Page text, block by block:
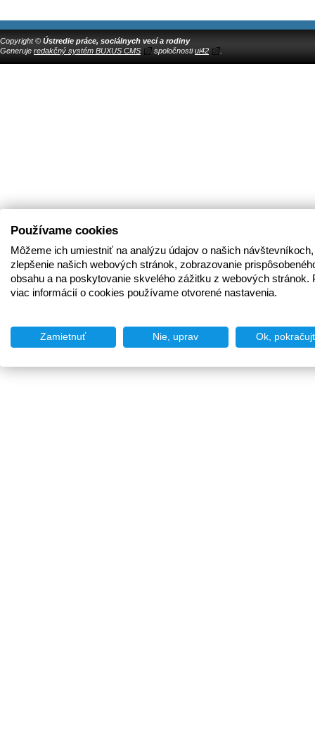
Copyright © Ústredie práce, sociálnych vecí a rodiny
Generuje redakčný systém BUXUS CMS spoločnostiui42
Používame cookies
Môžeme ich umiestniť na analýzu údajov o našich
zlepšenie našich webových stránok, zobrazovanie
obsahu a na poskytovanie skvelého zážitku z webových stránok.
viac informácií o cookies používame otvorené nastavenia.
Zamietnuť Nie, uprav Ok,